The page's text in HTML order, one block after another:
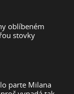
oblíbeném
stovky
parte Milana